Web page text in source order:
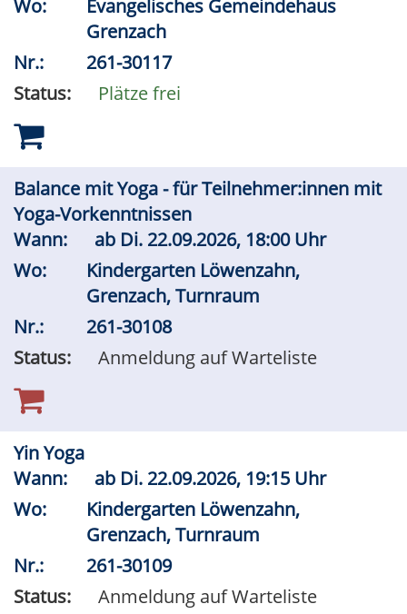
Wo:
Evangelisches Gemeindehaus
Grenzach
Nr.:
261-30117
Status:
Plätze frei
Balance mit Yoga - für Teilnehmer:innen mit
Yoga-Vorkenntnissen
Wann:
ab Di. 22.09.2026, 18:00 Uhr
Wo:
Kindergarten Löwenzahn,
Grenzach, Turnraum
Nr.:
261-30108
Status:
Anmeldung auf Warteliste
Yin Yoga
Wann:
ab Di. 22.09.2026, 19:15 Uhr
Wo:
Kindergarten Löwenzahn,
Grenzach, Turnraum
Nr.:
261-30109
Status:
Anmeldung auf Warteliste